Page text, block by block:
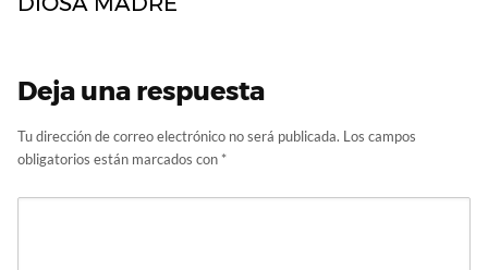
Deja una respuesta
Tu dirección de correo electrónico no será publicada. Los campos
obligatorios están marcados con *